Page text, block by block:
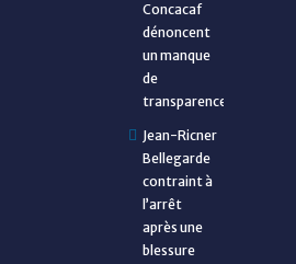
Concacaf
dénoncent
un manque
de
transparence
Jean-Ricner
Bellegarde
contraint à
l’arrêt
après une
blessure